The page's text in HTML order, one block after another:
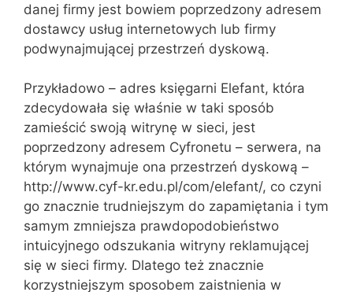
danej firmy jest bowiem poprzedzony adresem
dostawcy usług internetowych lub firmy
podwynajmującej przestrzeń dyskową.
Przykładowo – adres księgarni Elefant, która
zdecydowała się właśnie w taki sposób
zamieścić swoją witrynę w sieci, jest
poprzedzony adresem Cyfronetu – serwera, na
którym wynajmuje ona przestrzeń dyskową –
http://www.cyf-kr.edu.pl/com/elefant/, co czyni
go znacznie trudniejszym do zapamiętania i tym
samym zmniejsza prawdopodobieństwo
intuicyjnego odszukania witryny reklamującej
się w sieci firmy. Dlatego też znacznie
korzystniejszym sposobem zaistnienia w